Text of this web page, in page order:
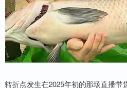
转折点发生在2025年初的那场直播带